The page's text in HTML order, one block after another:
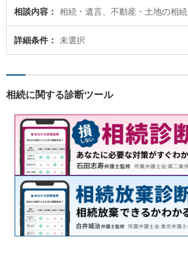
相談内容 相続・遺言、不動産・土地の相続
詳細条件 未選択
相続に関する診断ツール